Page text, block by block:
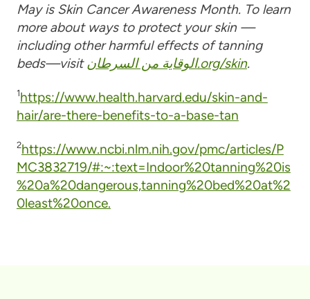
May is Skin Cancer Awareness Month. To learn
more about ways to protect your skin —
including other harmful effects of tanning
beds—visit
الوقاية من السرطان.org/skin.
1https://www.health.harvard.edu/skin-and-
hair/are-there-benefits-to-a-base-tan
2https://www.ncbi.nlm.nih.gov/pmc/articles/P
MC3832719/#:~:text=Indoor%20tanning%20is
%20a%20dangerous,tanning%20bed%20at%2
0least%20once.